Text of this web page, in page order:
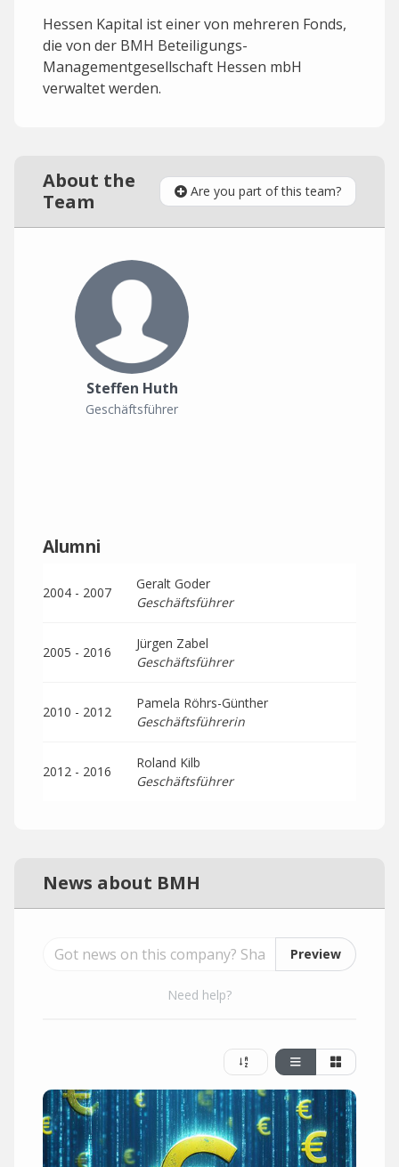
Hessen Kapital ist einer von mehreren Fonds,
die von der BMH Beteiligungs-
Managementgesellschaft Hessen mbH
verwaltet werden.
About the
Team
Are you part of this team?
Steffen Huth
Geschäftsführer
Alumni
2004 - 2007
Geralt Goder
Geschäftsführer
2005 - 2016
Jürgen Zabel
Geschäftsführer
2010 - 2012
Pamela Röhrs-Günther
Geschäftsführerin
2012 - 2016
Roland Kilb
Geschäftsführer
News about BMH
Preview
Need help?